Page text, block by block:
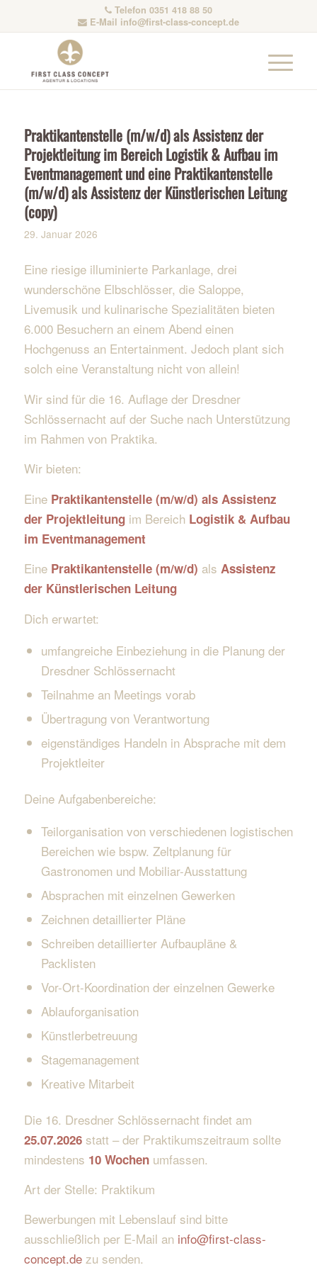
Telefon 0351 418 88 50
E-Mail info@first-class-concept.de
Praktikantenstelle (m/w/d) als Assistenz der
Projektleitung im Bereich Logistik & Aufbau im
Eventmanagement und eine Praktikantenstelle
(m/w/d) als Assistenz der Künstlerischen Leitung
(copy)
29. Januar 2026
Eine riesige illuminierte Parkanlage, drei
wunderschöne Elbschlösser, die Saloppe,
Livemusik und kulinarische Spezialitäten bieten
6.000 Besuchern an einem Abend einen
Hochgenuss an Entertainment. Jedoch plant sich
solch eine Veranstaltung nicht von allein!
Wir sind für die 16. Auflage der Dresdner
Schlössernacht auf der Suche nach Unterstützung
im Rahmen von Praktika.
Wir bieten:
Eine Praktikantenstelle (m/w/d) als Assistenz
der Projektleitung im Bereich Logistik & Aufbau
im Eventmanagement
Eine Praktikantenstelle (m/w/d) als Assistenz
der Künstlerischen Leitung
Dich erwartet:
umfangreiche Einbeziehung in die Planung der
Dresdner Schlössernacht
Teilnahme an Meetings vorab
Übertragung von Verantwortung
eigenständiges Handeln in Absprache mit dem
Projektleiter
Deine Aufgabenbereiche:
Teilorganisation von verschiedenen logistischen
Bereichen wie bspw. Zeltplanung für
Gastronomen und Mobiliar-Ausstattung
Absprachen mit einzelnen Gewerken
Zeichnen detaillierter Pläne
Schreiben detaillierter Aufbaupläne &
Packlisten
Vor-Ort-Koordination der einzelnen Gewerke
Ablauforganisation
Künstlerbetreuung
Stagemanagement
Kreative Mitarbeit
Die 16. Dresdner Schlössernacht findet am
25.07.2026 statt – der Praktikumszeitraum sollte
mindestens 10 Wochenumfassen.
Art der Stelle: Praktikum
Bewerbungen mit Lebenslauf sind bitte
ausschließlich per E-Mail an info@first-class-
concept.dezu senden.